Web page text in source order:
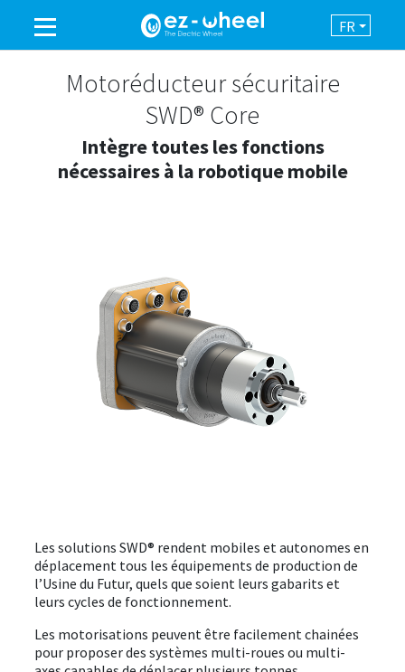
SE CONNECTER
FR
UNE MARQUE DU GROUPE
PRODUITS
NEWSROOM
CONTACT
Motoréducteur sécuritaire
SWD® Core
Intègre toutes les fonctions
nécessaires à la robotique mobile
Les solutions SWD® rendent mobiles et autonomes en
déplacement tous les équipements de production de
l’Usine du Futur, quels que soient leurs gabarits et
leurs cycles de fonctionnement.
Les motorisations peuvent être facilement chainées
pour proposer des systèmes multi-roues ou multi-